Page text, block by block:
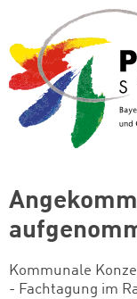
Kommunale
- Fachtagung im